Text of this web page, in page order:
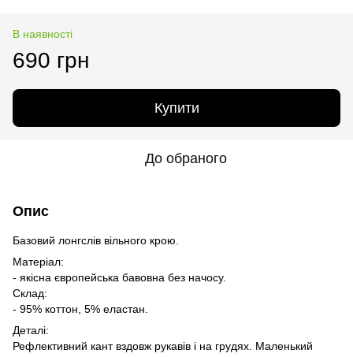
В наявності
690 грн
Купити
До обраного
Опис
Базовий лонгслів вільного крою.
Матеріал:
- якісна європейська бавовна без начосу.
Склад:
- 95% коттон, 5% еластан.
Деталі:
Рефлективний кант вздовж рукавів і на грудях. Маленький